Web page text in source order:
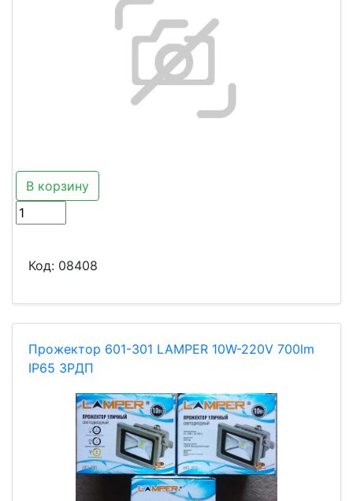
В корзину
Код: 08408
Прожектор 601-301 LAMPER 10W-220V 700lm
IP65 ЗРДП